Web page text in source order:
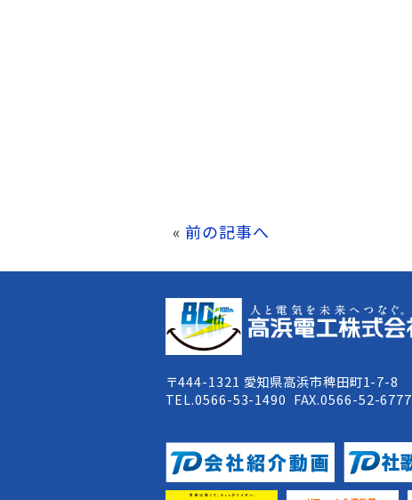
« 前の記事へ
〒444-1321 愛知県高浜市稗田町1-7-8
TEL.0566-53-1490 FAX.0566-52-6777